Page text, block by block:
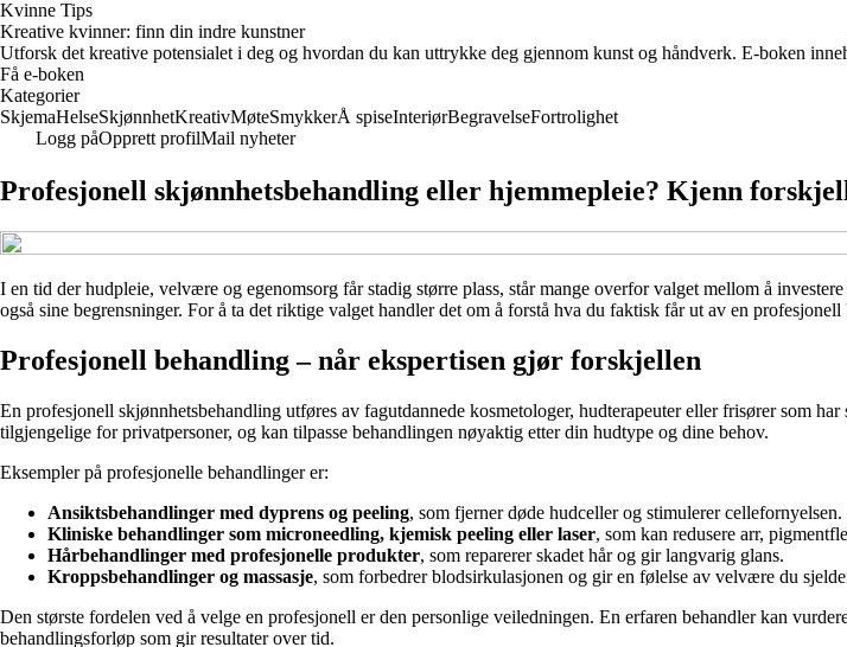
Kvinne Tips
Kreative kvinner: finn din indre kunstner
Utforsk det kreative potensialet i deg og hvordan du kan uttrykke deg gjennom kunst og håndverk. E-boken
Få e-boken
Kategorier
SkjemaHelseSkjønnhetKreativMøteSmykkerÅ spiseInteriørBegravelseFortrolighet
Logg påOpprett profilMail nyheter
Profesjonell skjønnhetsbehandling eller hjemmepleie? Kjenn
I en tid der hudpleie, velvære og egenomsorg får stadig større plass, står mange overfor valget mellom å
også sine begrensninger. For å ta det riktige valget handler det om å forstå hva du faktisk får ut av en
Profesjonell behandling – når ekspertisen gjør forskjellen
En profesjonell skjønnhetsbehandling utføres av fagutdannede kosmetologer, hudterapeuter eller frisører som
tilgjengelige for privatpersoner, og kan tilpasse behandlingen nøyaktig etter din hudtype og dine behov.
Eksempler på profesjonelle behandlinger er:
Ansiktsbehandlinger med dyprens og peeling, som fjerner døde hudceller og stimulerer cellefornyelsen.
Kliniske behandlinger som microneedling, kjemisk peeling eller laser, som kan redusere arr,
Hårbehandlinger med profesjonelle produkter, som reparerer skadet hår og gir langvarig glans.
Kroppsbehandlinger og massasje, som forbedrer blodsirkulasjonen og gir en følelse av velvære du
Den største fordelen ved å velge en profesjonell er den personlige veiledningen. En erfaren behandler kan
behandlingsforløp som gir resultater over tid.